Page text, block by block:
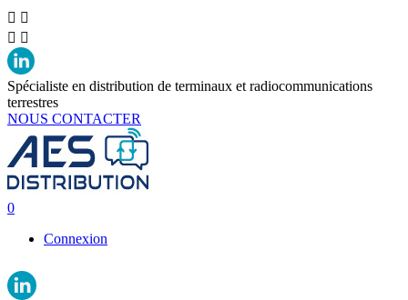
 
 
Spécialiste en distribution de terminaux et radiocommunications
terrestres
NOUS CONTACTER
0
Connexion